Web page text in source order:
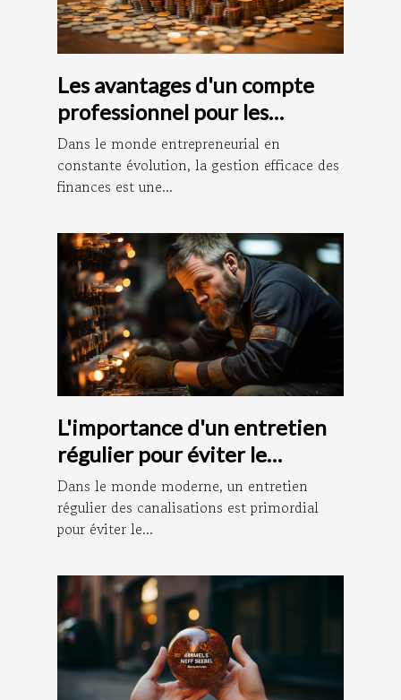
Les avantages d'un compte
professionnel pour les
entrepreneurs
Dans le monde entrepreneurial en
constante évolution, la gestion efficace des
finances est une...
L'importance d'un entretien
régulier pour éviter le
débouchage des canalisations
Dans le monde moderne, un entretien
régulier des canalisations est primordial
pour éviter le...